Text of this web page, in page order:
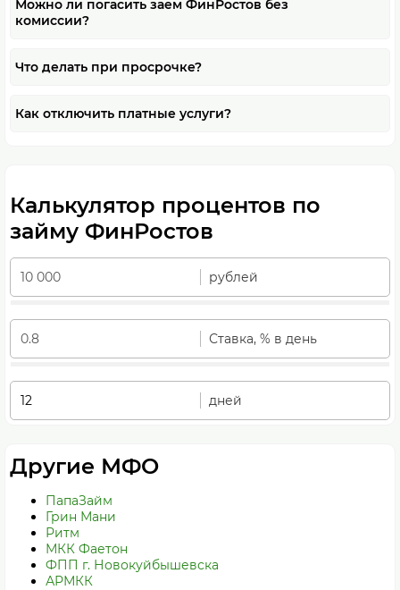
Можно ли погасить заем ФинРостов без
комиссии?
Что делать при просрочке?
Как отключить платные услуги?
Калькулятор процентов по
займу ФинРостов
рублей
Ставка, % в день
дней
Другие МФО
ПапаЗайм
Грин Мани
Ритм
МКК Фаетон
ФПП г. Новокуйбышевска
АРМКК